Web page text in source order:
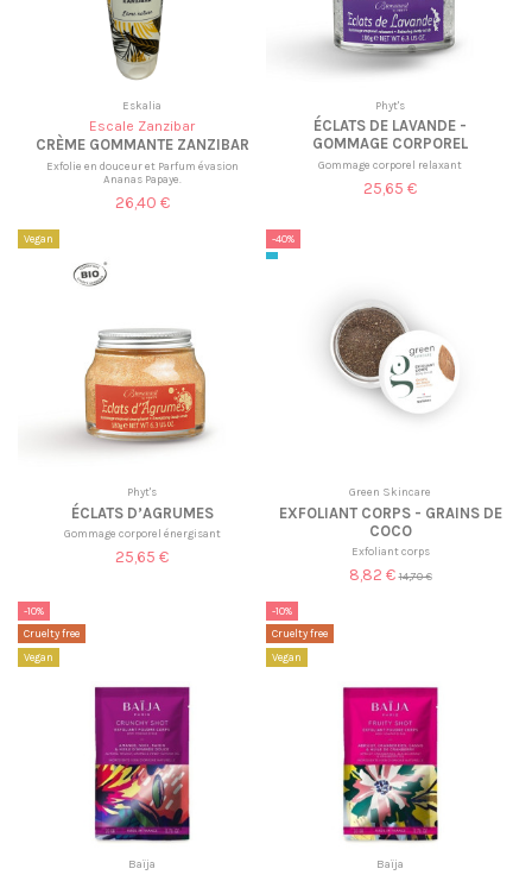
Eskalia
Escale Zanzibar
CRÈME GOMMANTE ZANZIBAR
Exfolie en douceur et Parfum évasion
Ananas Papaye.
26,40 €
Phyt's
ÉCLATS DE LAVANDE -
GOMMAGE CORPOREL
Gommage corporel relaxant
25,65 €
Vegan
Phyt's
ÉCLATS D’AGRUMES
Gommage corporel énergisant
25,65 €
-40%
Green Skincare
EXFOLIANT CORPS - GRAINS DE
COCO
Exfoliant corps
8,82 € 14,70 €
-10%
Cruelty free
Vegan
Baïja
-10%
Cruelty free
Vegan
Baïja